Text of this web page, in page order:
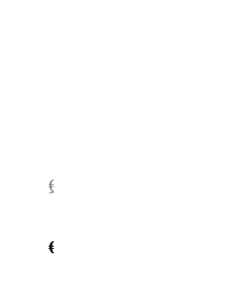
€ 220,-
€ 208,-